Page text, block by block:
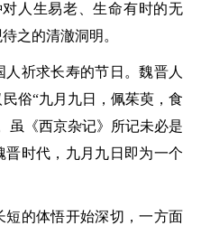
人生易老、生命有时的无
之的清澈洞明。
祈求长寿的节日。魏晋人
民俗“九月九日，佩茱萸，食
虽《西京杂记》所记未必是
时代，九月九日即为一个
的体悟开始深切，一方面